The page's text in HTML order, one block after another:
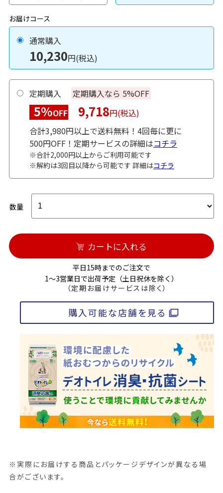
お届けコース
通常購入
10,230円(税込)
定期購入 定期購入なら 5%OFF
5%OFF 9,718円(税込)
合計3,980円以上で送料無料！4回毎に更に
500円OFF！定期サービスの詳細はコチラ
※合計2,000円以上からご利用可能です
※解約は3回目以降から可能です 詳細はコチラ
数量
カートに入れる
平日15時までのご注文で
1～3営業日で出荷予定（土日祝休を除く）
（定期お届けサービスは除く）
購入可能な店舗を見る
※実際にお届けする商品とパッケージデザインが異なる場
合がございます。